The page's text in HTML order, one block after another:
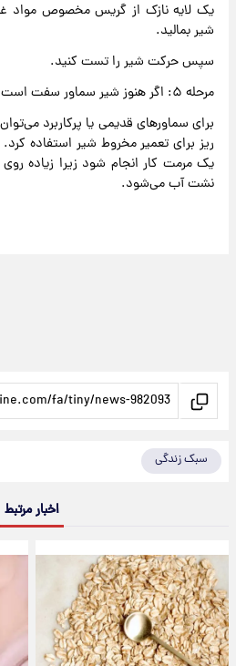
یک لایه نازک از گریس مخصوص مواد
شیر بمالید.
سپس حرکت شیر را تست کنید.
مرحله ۵: اگر هنوز شیر سماور سفت است
برای سماورهای قدیمی یا پرکاربرد
ریز برای تعمیر مخروط شیر استفاده کرد.
یک مرمت کار انجام شود زیرا زیاده
نشت آب می‌شود.
سبک زندگی
اخبار مرتبط